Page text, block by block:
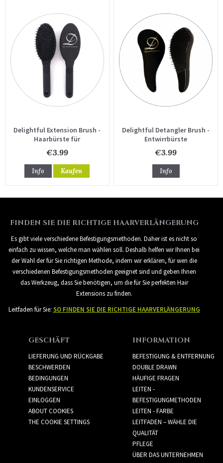
Delightful Extension Brush -
Haarbürste für
Haarverlängerungen
€3.99
Info Kaufen
Delightful Detangler Brush -
Entwirrbürste
€3.99
Info
FINDEN SIE DIE RICHTIGE HAARVERLÄNGERUNG
Es gibt viele verschiedene Befestigungsmethoden. Daher ist es nicht so
einfach zu wissen, welche man wählen soll. Deshalb helfen wir Ihnen bei
der Wahl der für Sie richtigen Methode, indem wir erklären, für wen die
verschiedenen Befestigungsmethoden geeignet sind und geben Ihnen
das Werkzeug, dass Sie benötigen, um die für Sie perfekten Hair
Extensions zu finden.
Leitfaden für Sie: SO FINDEN SIE DIE RICHTIGE HAARVERLÄNGERUNG
GESCHÄFT
LIEFERUNG UND RÜCKGABE
BESCHWERDEN
BEDINGUNGEN
KUNDENSERVICE
EINLOGGEN
ABOUT COOKIES
THE COOKIE SETTINGS
INFORMATION
BEFESTIGUNG & ENTFERNUNG
DOUBLE DRAWN
HÄUFIGE FRAGEN
LEITEN -
BEFESTIGUNGMETHODEN
LEITEN - FARBE
LEITFADEN – WÄHLE DIE
QUALITÄT
PFLEGE
ÜBER DAS UNTERNEHMEN